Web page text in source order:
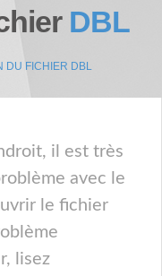
DBL
DU FICHIER DBL
il est très
avec le
le fichier
lisez